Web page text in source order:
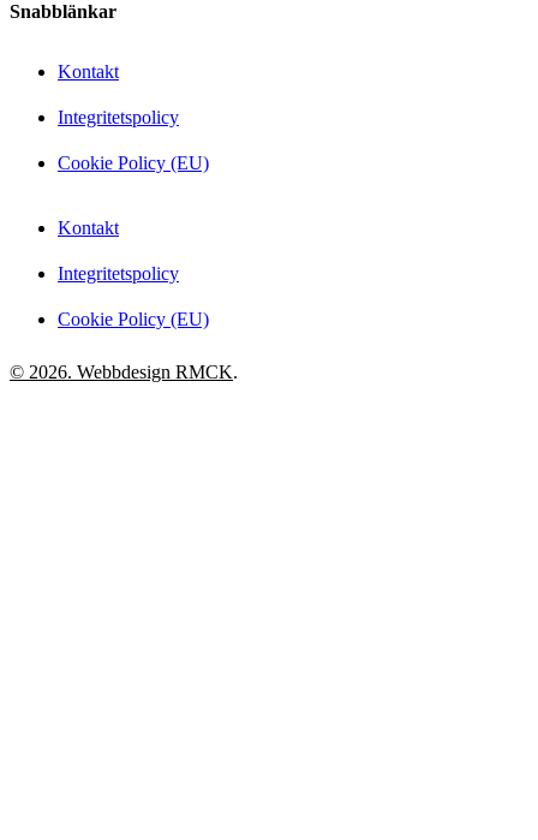
Snabblänkar
Kontakt
Integritetspolicy
Cookie Policy (EU)
Kontakt
Integritetspolicy
Cookie Policy (EU)
© 2026. Webbdesign RMCK.